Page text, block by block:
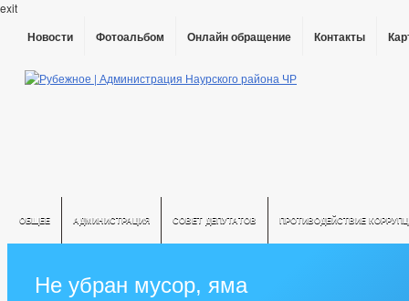
exit
Новости Фотоальбом Онлайн обращение Контакты
ОБЩЕЕ АДМИНИСТРАЦИЯ СОВЕТ ДЕПУТАТОВ ПРОТИВОДЕЙСТВИЕ
Не убран мусор, яма